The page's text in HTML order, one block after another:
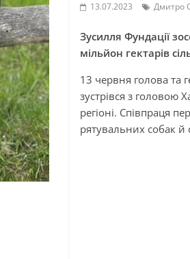
13.07.2023 Дмитро
Зусилля Фундації
мільйон гектарів
13 червня голова та
зустрівся з головою
регіоні. Співпраця
рятувальних собак й